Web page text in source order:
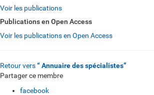
Voir les publications
Publications en Open Access
Voir les publications en Open Access
Retour vers“ Annuaire des spécialistes”
Partager ce membre
facebook